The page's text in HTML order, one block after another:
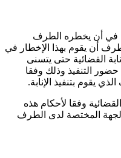
في أن يخطره الطرف
أن يقوم بهذا الإخطار في
القضائية حتى يتسنى
حضور التنفيذ وذلك وفقا
يقوم بتنفيذ الإنابة.
وفقا لأحكام هذه
الجهة المختصة لدى الطرف